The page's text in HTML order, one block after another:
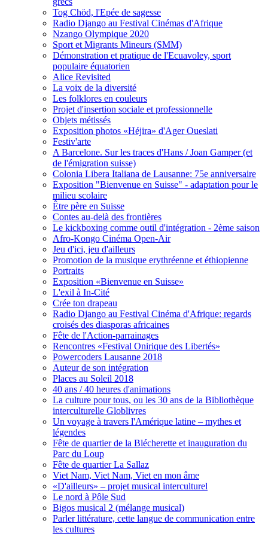
Tog Chöd, l'Epée de sagesse
Radio Django au Festival Cinémas d'Afrique
Nzango Olympique 2020
Sport et Migrants Mineurs (SMM)
Démonstration et pratique de l'Ecuavoley, sport
populaire équatorien
Alice Revisited
La voix de la diversité
Les folklores en couleurs
Projet d'insertion sociale et professionnelle
Objets métissés
Exposition photos «Héjira» d'Ager Oueslati
Festiv'arte
A Barcelone. Sur les traces d'Hans / Joan Gamper (et
de l'émigration suisse)
Colonia Libera Italiana de Lausanne: 75e anniversaire
Exposition "Bienvenue en Suisse" - adaptation pour le
milieu scolaire
Être père en Suisse
Contes au-delà des frontières
Le kickboxing comme outil d'intégration - 2ème saison
Afro-Kongo Cinéma Open-Air
Jeu d'ici, jeu d'ailleurs
Promotion de la musique erythréenne et éthiopienne
Portraits
Exposition «Bienvenue en Suisse»
L'exil à In-Cité
Crée ton drapeau
Radio Django au Festival Cinéma d'Afrique: regards
croisés des diasporas africaines
Fête de l'Action-parrainages
Rencontres «Festival Onirique des Libertés»
Powercoders Lausanne 2018
Auteur de son intégration
Places au Soleil 2018
40 ans / 40 heures d'animations
La culture pour tous, ou les 30 ans de la Bibliothèque
interculturelle Globlivres
Un voyage à travers l'Amérique latine – mythes et
légendes
Fête de quartier de la Blécherette et inauguration du
Parc du Loup
Fête de quartier La Sallaz
Viet Nam, Viet Nam, Viet en mon âme
«D'ailleurs» – projet musical interculturel
Le nord à Pôle Sud
Bigos musical 2 (mélange musical)
Parler littérature, cette langue de communication entre
les cultures